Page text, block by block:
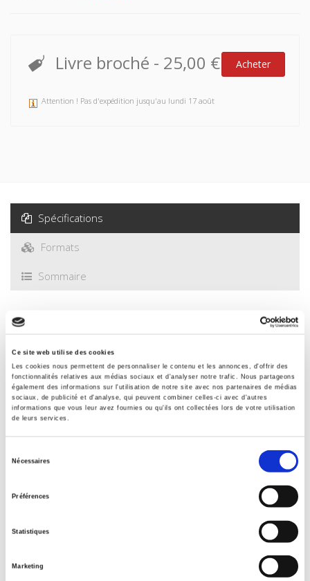
Ce site web utilise des cookies
Les cookies nous permettent de personnaliser le contenu et les annonces, d'offrir des
fonctionnalités relatives aux médias sociaux et d'analyser notre trafic. Nous partageons
également des informations sur l'utilisation de notre site avec nos partenaires de médias
sociaux, de publicité et d'analyse, qui peuvent combiner celles-ci avec d'autres
informations que vous leur avez fournies ou qu'ils ont collectées lors de votre utilisation
de leurs services.
Nécessaires
Préférences
Statistiques
Marketing
Livre broché - 25,00 € Acheter
Attention ! Pas d'expédition jusqu'au lundi 17 août
Spécifications
Formats
Sommaire
Spécifications
Éditeur
Presses de Sciences Po
Auteur
Revue
Revue française de science politique
ISSN
Langue
Catégorie (éditeur)
Administration
française